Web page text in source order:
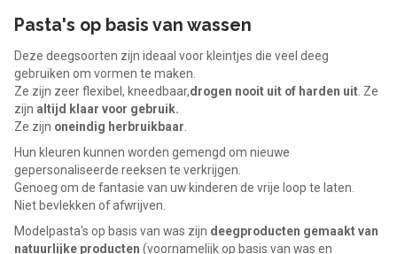
Pasta's op basis van wassen
Deze deegsoorten zijn ideaal voor kleintjes die veel deeg
gebruiken om vormen te maken.
Ze zijn zeer flexibel, kneedbaar,drogen nooit uit of harden uit. Ze
zijn altijd klaar voor gebruik.
Ze zijn oneindig herbruikbaar.
Hun kleuren kunnen worden gemengd om nieuwe
gepersonaliseerde reeksen te verkrijgen.
Genoeg om de fantasie van uw kinderen de vrije loop te laten.
Niet bevlekken of afwrijven.
Modelpasta's op basis van was zijn deegproducten gemaakt van
natuurlijke producten (voornamelijk op basis van was en